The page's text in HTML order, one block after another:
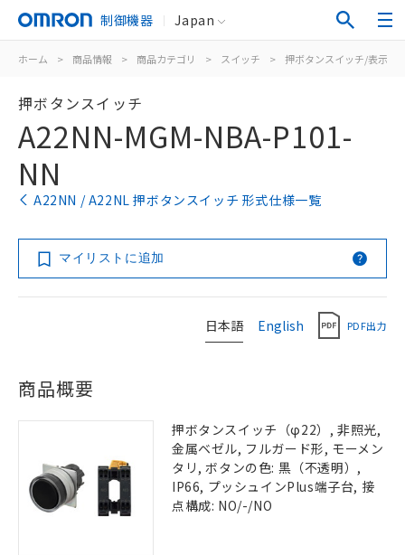
制御機器 Japan
ホーム > 商品情報 > 商品カテゴリ > スイッチ > 押ボタンスイッチ/表示灯
押ボタンスイッチ
A22NN-MGM-NBA-P101-
NN
A22NN / A22NL 押ボタンスイッチ 形式仕様一覧
マイリストに追加
日本語 English PDF出力
商品概要
押ボタンスイッチ（φ22）, 非照光,
金属ベゼル, フルガード形, モーメン
タリ, ボタンの色: 黒（不透明）,
IP66, プッシュインPlus端子台, 接
点構成: NO/-/NO